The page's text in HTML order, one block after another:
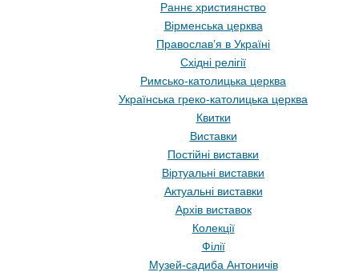
Раннє християнство
Вірменська церква
Православ’я в Україні
Східні релігії
Римсько-католицька церква
Українська греко-католицька церква
Квитки
Виставки
Постійні виставки
Віртуальні виставки
Актуальні виставки
Архів виставок
Колекції
Філії
Музей-садиба Антоничів